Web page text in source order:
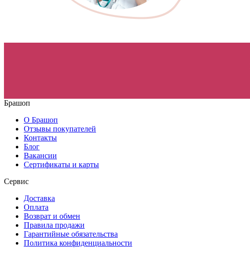
Брашоп
О Брашоп
Отзывы покупателей
Контакты
Блог
Вакансии
Сертификаты и карты
Сервис
Доставка
Оплата
Возврат и обмен
Правила продажи
Гарантийные обязательства
Политика конфиденциальности